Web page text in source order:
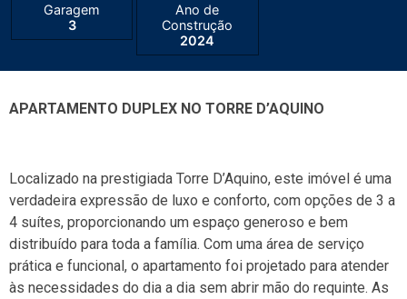
Garagem
3
Ano de
Construção
2024
APARTAMENTO DUPLEX NO TORRE D’AQUINO
Localizado na prestigiada Torre D’Aquino, este imóvel é uma
verdadeira expressão de luxo e conforto, com opções de 3 a
4 suítes, proporcionando um espaço generoso e bem
distribuído para toda a família. Com uma área de serviço
prática e funcional, o apartamento foi projetado para atender
às necessidades do dia a dia sem abrir mão do requinte. As